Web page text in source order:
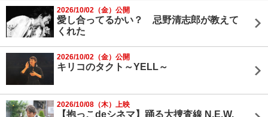
2026/10/02（金）公開
愛し合ってるかい？ 忌野清志郎が教えて
くれた
2026/10/02（金）公開
キリコのタクト～YELL～
2026/10/08（木）上映
【抱っこdeシネマ】踊る大捜査線 N.E.W.